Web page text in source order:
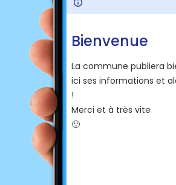
Bienvenue
La commune publiera
ici ses informations et
!
Merci et à très vite
🙂